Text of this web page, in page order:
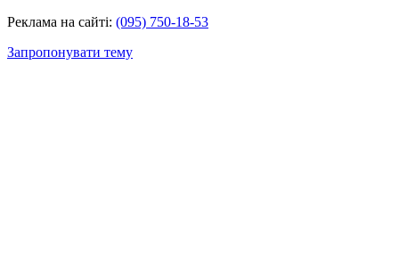
Реклама на сайті: (095) 750-18-53
Запропонувати тему